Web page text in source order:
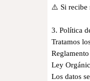
⚠️ Si recibe
3. Política
Tratamos
Ley
Los datos